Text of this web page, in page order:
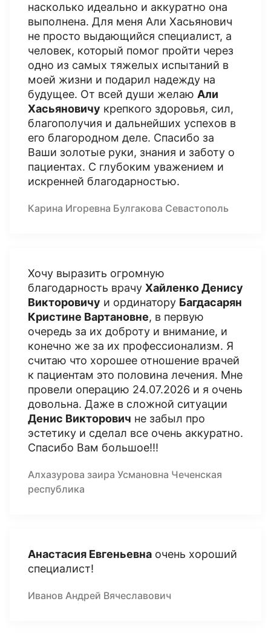
насколько идеально и аккуратно она
выполнена. Для меня Али Хасьянович
не просто выдающийся специалист, а
человек, который помог пройти через
одно из самых тяжелых испытаний в
моей жизни и подарил надежду на
будущее. От всей души желаю Али
Хасьяновичу крепкого здоровья, сил,
благополучия и дальнейших успехов в
его благородном деле. Спасибо за
Ваши золотые руки, знания и заботу о
пациентах. С глубоким уважением и
искренней благодарностью.
Карина Игоревна Булгакова Севастополь
Хочу выразить огромную
благодарность врачу Хайленко Денису
Викторовичу и ординатору Багдасарян
Кристине Вартановне, в первую
очередь за их доброту и внимание, и
конечно же за их профессионализм. Я
считаю что хорошее отношение врачей
к пациентам это половина лечения. Мне
провели операцию 24.07.2026 и я очень
довольна. Даже в сложной ситуации
Денис Викторович не забыл про
эстетику и сделал все очень аккуратно.
Спасибо Вам большое!!!
Алхазурова заира Усмановна Чеченская
республика
Анастасия Евгеньевна очень хороший
специалист!
Иванов Андрей Вячеславович